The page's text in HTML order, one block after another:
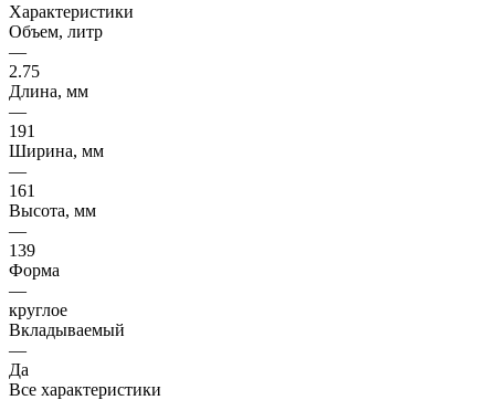
Характеристики
Объем, литр
—
2.75
Длина, мм
—
191
Ширина, мм
—
161
Высота, мм
—
139
Форма
—
круглое
Вкладываемый
—
Да
Все характеристики